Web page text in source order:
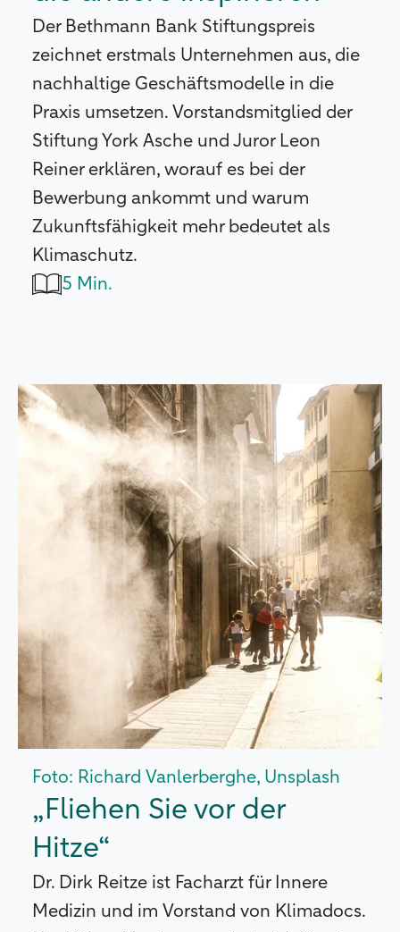
Der Bethmann Bank Stiftungspreis
zeichnet erstmals Unternehmen aus, die
nachhaltige Geschäftsmodelle in die
Praxis umsetzen. Vorstandsmitglied der
Stiftung York Asche und Juror Leon
Reiner erklären, worauf es bei der
Bewerbung ankommt und warum
Zukunftsfähigkeit mehr bedeutet als
Klimaschutz.
5 Min.
Foto: Richard Vanlerberghe, Unsplash
„Fliehen Sie vor der
Hitze“
Dr. Dirk Reitze ist Facharzt für Innere
Medizin und im Vorstand von Klimadocs.